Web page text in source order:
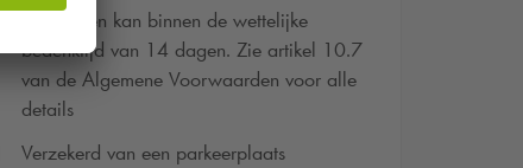
Herroepen kan binnen de wettelijke
bedenktijd van 14 dagen. Zie artikel 10.7
van de Algemene Voorwaarden voor alle
details
Verzekerd van een parkeerplaats